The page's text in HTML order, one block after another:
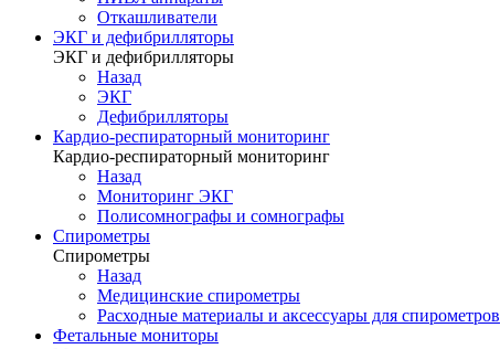
Откашливатели
ЭКГ и дефибрилляторы
ЭКГ и дефибрилляторы
Назад
ЭКГ
Дефибрилляторы
Кардио-респираторный мониторинг
Кардио-респираторный мониторинг
Назад
Мониторинг ЭКГ
Полисомнографы и сомнографы
Спирометры
Спирометры
Назад
Медицинские спирометры
Расходные материалы и аксессуары для спирометров
Фетальные мониторы